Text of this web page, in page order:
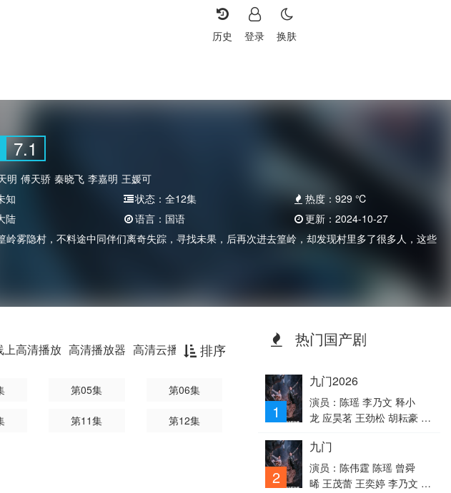
换肤
登录
历史
7.1
明 傅天骄 秦晓飞 李嘉明 王媛可
知 状态：全12集 热度： 929 ℃
陆 语言： 国语 更新： 2024-10-27
雾隐村，不料途中同伴们离奇失踪，寻找未果，后再次进去篁岭，却发现村里多了很多人，这些
排序
上高清播放 高清播放器 高清云播放器
第05集 第06集
第11集 第12集
热门国产剧
1
九门2026
演员：陈瑶 李乃文 释小
龙 应昊茗 王劲松 胡耘豪 季
晞 王奕婷
2
九门
演员：陈伟霆 陈瑶 曾舜
晞 王茂蕾 王奕婷 李乃文 释